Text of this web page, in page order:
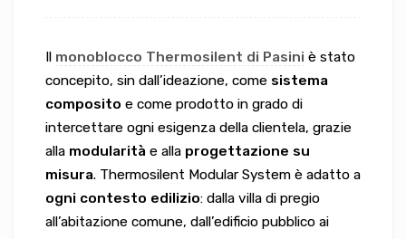
Il monoblocco Thermosilent di Pasini è stato
concepito, sin dall’ideazione, come sistema
composito e come prodotto in grado di
intercettare ogni esigenza della clientela, grazie
alla modularità e alla progettazione su
misura. Thermosilent Modular System è adatto a
ogni contesto edilizio: dalla villa di pregio
all’abitazione comune, dall’edificio pubblico ai